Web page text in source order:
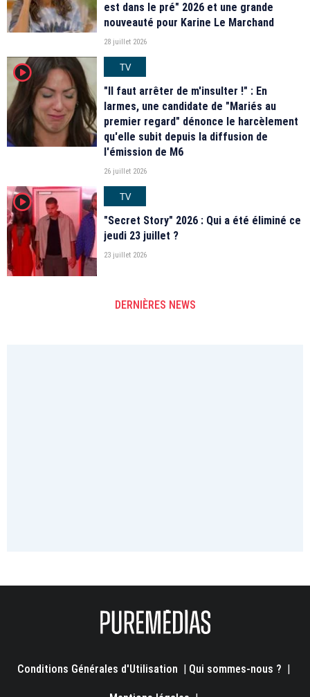
est dans le pré" 2026 et une grande
nouveauté pour Karine Le Marchand
28 juillet 2026
player2
TV
"Il faut arrêter de m'insulter !" : En
larmes, une candidate de "Mariés au
premier regard" dénonce le harcèlement
qu'elle subit depuis la diffusion de
l'émission de M6
26 juillet 2026
player2
TV
"Secret Story" 2026 : Qui a été éliminé ce
jeudi 23 juillet ?
23 juillet 2026
DERNIÈRES NEWS
Conditions Générales d'Utilisation | Qui sommes-nous ? |